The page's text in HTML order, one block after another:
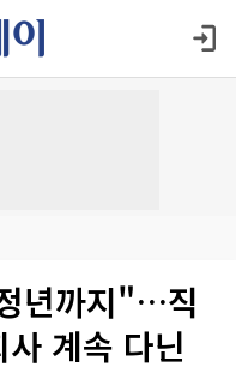
년까지"…직
계속 다닌